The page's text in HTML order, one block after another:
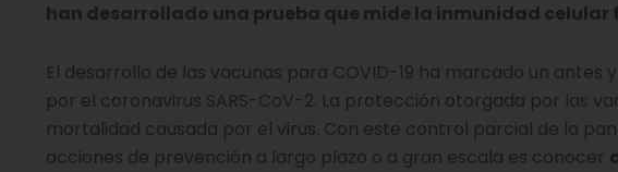
han desarrollado una prueba que mide la inmunidad celular
El desarrollo de las vacunas para COVID-19 ha marcado un
por el coronavirus SARS-CoV-2. La protección otorgada por las
mortalidad causada por el virus. Con este control parcial de la
acciones de prevención a largo plazo o a gran escala es conocer